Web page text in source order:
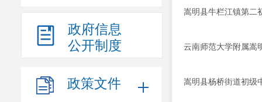
政府信息
公开制度
政策文件
嵩明县牛栏江镇第二
云南师范大学附属嵩
嵩明县杨桥街道初级